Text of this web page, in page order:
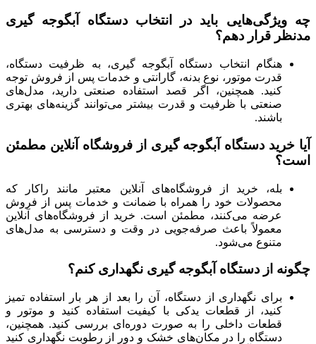
چه ویژگی‌هایی باید در انتخاب دستگاه آبگوجه گیری
مدنظر قرار دهم؟
هنگام انتخاب دستگاه آبگوجه گیری، به ظرفیت دستگاه،
قدرت موتور، نوع بدنه، گارانتی و خدمات پس از فروش توجه
کنید. همچنین، اگر قصد استفاده صنعتی دارید، مدل‌های
صنعتی با ظرفیت و قدرت بیشتر می‌توانند گزینه‌های بهتری
باشند.
آیا خرید دستگاه آبگوجه گیری از فروشگاه آنلاین مطمئن
است؟
بله، خرید از فروشگاه‌های آنلاین معتبر مانند راکار که
محصولات خود را همراه با ضمانت و خدمات پس از فروش
عرضه می‌کنند، مطمئن است. خرید از فروشگاه‌های آنلاین
معمولاً باعث صرفه‌جویی در وقت و دسترسی به مدل‌های
متنوع می‌شود.
چگونه از دستگاه آبگوجه گیری نگهداری کنم؟
برای نگهداری از دستگاه، آن را بعد از هر بار استفاده تمیز
کنید، از قطعات یدکی با کیفیت استفاده کنید و موتور و
قطعات داخلی را به صورت دوره‌ای بررسی کنید. همچنین،
دستگاه را در مکان‌های خشک و دور از رطوبت نگهداری کنید